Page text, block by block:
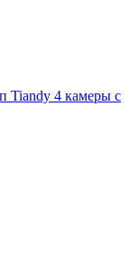
Tiandy 4 камеры с